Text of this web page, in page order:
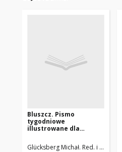
Bluszcz. Pismo
tygodniowe
illustrowane dla
R.13 nr38
Glücksberg Michał. Red. i Wyd.